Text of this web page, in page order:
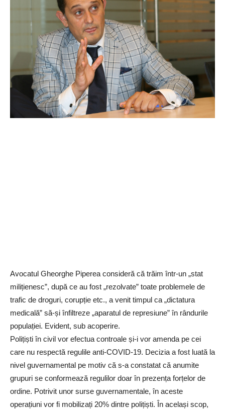
Avocatul Gheorghe Piperea consideră că trăim într-un „stat
milițienesc”, după ce au fost „rezolvate” toate problemele de
trafic de droguri, corupție etc., a venit timpul ca „dictatura
medicală” să-și înfiltreze „aparatul de represiune” în rândurile
populației. Evident, sub acoperire.
Polițiști în civil vor efectua controale și-i vor amenda pe cei
care nu respectă regulile anti-COVID-19. Decizia a fost luată la
nivel guvernamental pe motiv că s-a constatat că anumite
grupuri se conformează regulilor doar în prezența forțelor de
ordine. Potrivit unor surse guvernamentale, în aceste
operațiuni vor fi mobilizați 20% dintre polițiști. În același scop,